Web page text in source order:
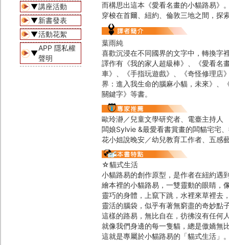
▼講座活動
▼新書發表
▼活動花絮
▼
APP 隱私權
聲明
而構思出這本《愛看名畫的小貓路易》
穿梭在首爾、紐約、倫敦三地之間，探
葉雨純
喜歡沉浸在不同國界的文字中，轉換字
譯作有《我的家人超級棒》、《愛看名
車》、《手指玩遊戲》、《奇怪修理店
界：進入我生命的腦麻小貓，未來》、
關鍵字》等書。
歐玲瀞／兒童文學研究者、電臺主持人
闆娘Sylvie &最愛看書賞畫的闆貓宅宅
花小姐說晚安／幼兒教育工作者、五感
☆貓式生活
小貓路易的創作原型，是作者在紐約遇
繪本裡的小貓路易，一雙靈動的眼睛，
靈巧的身體，上竄下跳，水裡來草裡去
靈活的腦袋，似乎有著無窮盡的奇妙
這樣的路易，無比自在，彷彿沒有任何
就像我們身邊的每一隻貓，總是傲嬌無
這就是專屬於小貓路易的「貓式生活」